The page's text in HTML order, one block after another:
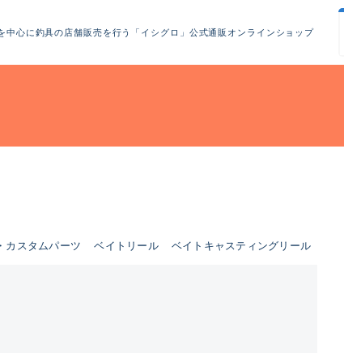
中心に釣具の店舗販売を行う「イシグロ」公式通販オンラインショップ
カスタムパーツ ベイトリール ベイトキャスティングリール